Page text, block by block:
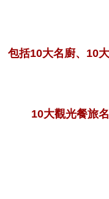
包括10大名廚、10
10大觀光餐旅